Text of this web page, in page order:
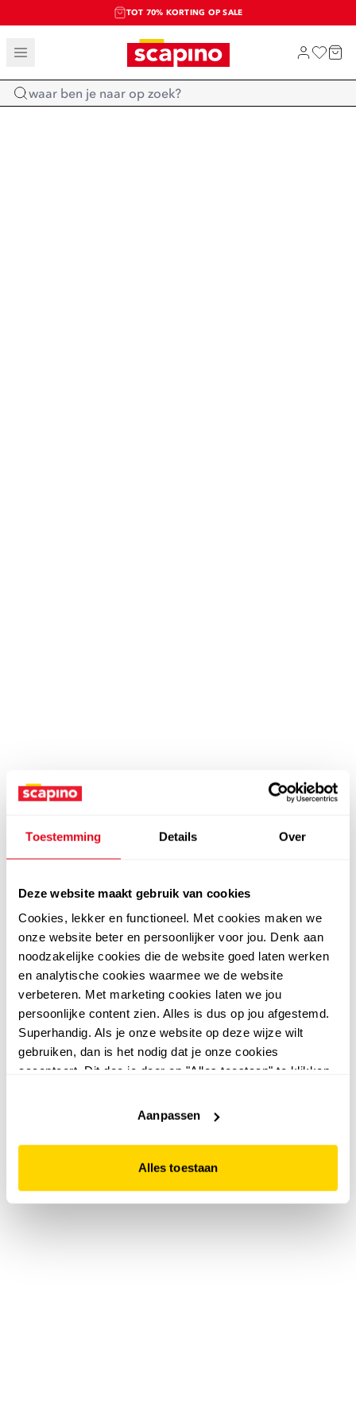
Toestemming Details Over
Deze website maakt gebruik van cookies
Cookies, lekker en functioneel. Met cookies maken we
onze website beter en persoonlijker voor jou. Denk aan
noodzakelijke cookies die de website goed laten werken
en analytische cookies waarmee we de website
verbeteren. Met marketing cookies laten we jou
persoonlijke content zien. Alles is dus op jou afgestemd.
Superhandig. Als je onze website op deze wijze wilt
gebruiken, dan is het nodig dat je onze cookies
accepteert. Dit doe je door op "Alles toestaan" te klikken.
website niet optimaal functioneert.
Aanpassen
Alles toestaan
TOT 70% KORTING OP SALE
SALE: LAATSTE KANS!
SHOP NIEUW
Home